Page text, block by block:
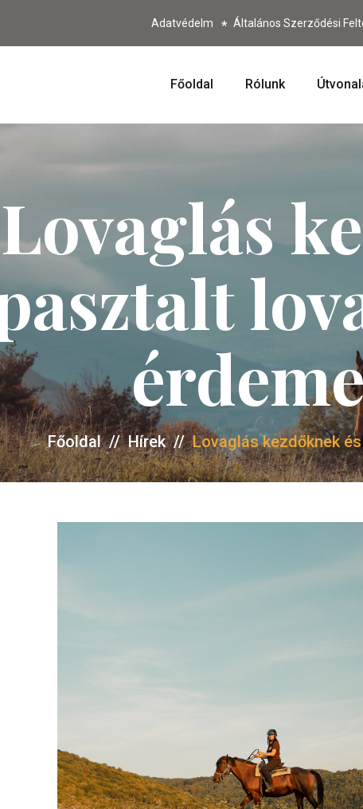
Adatvédelm Általános Szerződési
Főoldal Rólunk
Lovaglás
Főoldal // Hírek // Lovaglás kezdőknek